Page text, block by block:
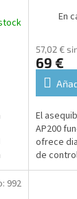
En
57,02 €
69 €
El
AP200
ofrece
de
992